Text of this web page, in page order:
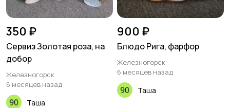
350 ₽
Сервиз Золотая роза, на
добор
Железногорск
6 месяцев назад
Таша
900 ₽
Блюдо Рига, фарфор
Железногорск
6 месяцев назад
Таша